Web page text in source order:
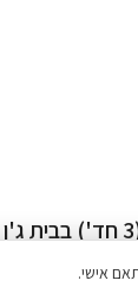
כולו שלכם